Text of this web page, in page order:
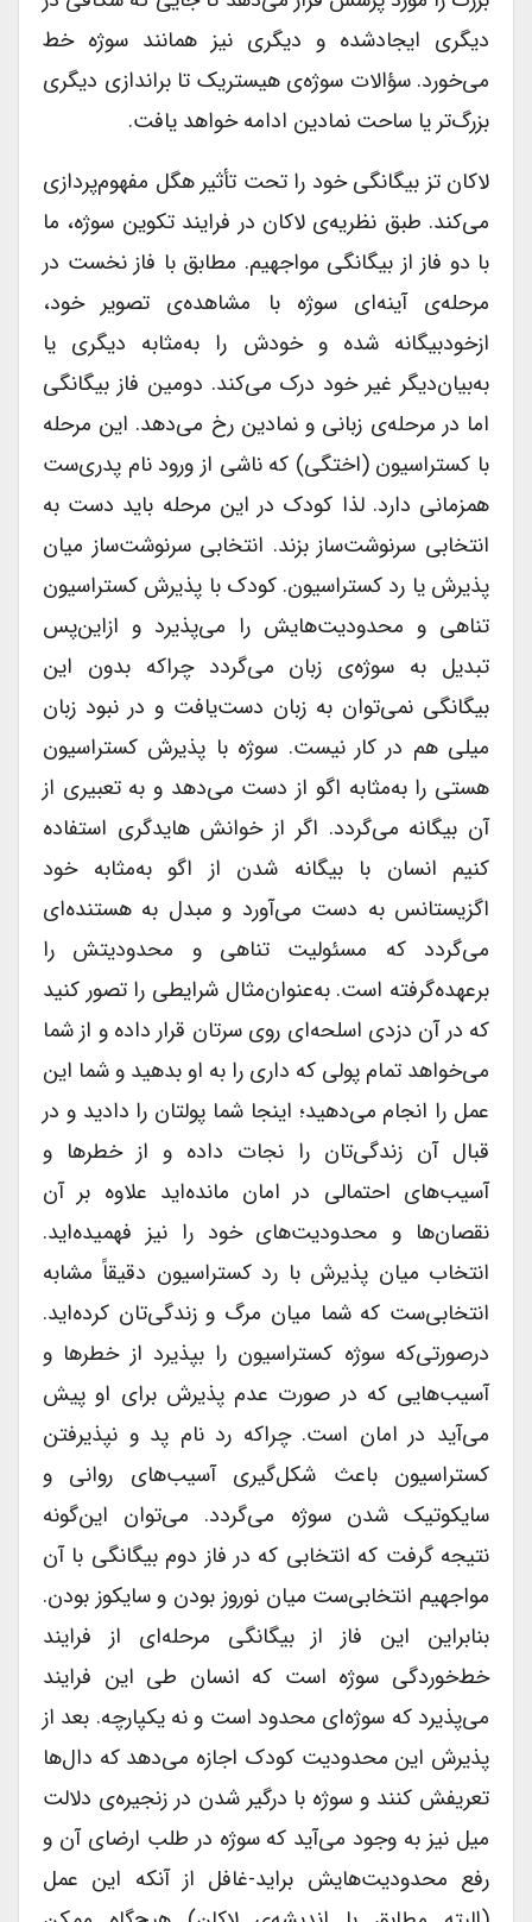
دیگری ایجادشده و دیگری نیز همانند سوژه خط
می‌خورد. سؤالات سوژه‌ی هیستریک تا براندازی دیگری
بزرگ‌تر یا ساحت نمادین ادامه خواهد یافت.
لاکان تز بیگانگی خود را تحت تأثیر هگل مفهوم‌پردازی
می‌کند. طبق نظریه‌ی لاکان در فرایند تکوین سوژه، ما
با دو فاز از بیگانگی مواجهیم. مطابق با فاز نخست در
مرحله‌ی آینه‌ای سوژه با مشاهده‌ی تصویر خود،
ازخودبیگانه شده و خودش را به‌مثابه دیگری یا
به‌بیان‌دیگر غیر خود درک می‌کند. دومین فاز بیگانگی
اما در مرحله‌ی زبانی و نمادین رخ می‌دهد. این مرحله
با کستراسیون (اختگی) که ناشی از ورود نام پدری‌ست
همزمانی دارد. لذا کودک در این مرحله باید دست به
انتخابی سرنوشت‌ساز بزند. انتخابی سرنوشت‌ساز میان
پذیرش یا رد کستراسیون. کودک با پذیرش کستراسیون
تناهی و محدودیت‌هایش را می‌پذیرد و ازاین‌پس
تبدیل به سوژه‌ی زبان می‌گردد چراکه بدون این
بیگانگی نمی‌توان به زبان دست‌یافت و در نبود زبان
میلی هم در کار نیست. سوژه با پذیرش کستراسیون
هستی را به‌مثابه اگو از دست می‌دهد و به تعبیری از
آن بیگانه می‌گردد. اگر از خوانش هایدگری استفاده
کنیم انسان با بیگانه شدن از اگو به‌مثابه خود
اگزیستانس به دست می‌آورد و مبدل به هستنده‌ای
می‌گردد که مسئولیت تناهی و محدودیتش را
برعهده‌گرفته است. به‌عنوان‌مثال شرایطی را تصور کنید
که در آن دزدی اسلحه‌ای روی سرتان قرار داده و از شما
می‌خواهد تمام پولی که داری را به او بدهید و شما این
عمل را انجام می‌دهید؛ اینجا شما پولتان را دادید و در
قبال آن زندگی‌تان را نجات داده و از خطرها و
آسیب‌های احتمالی در امان مانده‌اید علاوه بر آن
نقصان‌ها و محدودیت‌های خود را نیز فهمیده‌اید.
انتخاب میان پذیرش با رد کستراسیون دقیقاً مشابه
انتخابی‌ست که شما میان مرگ و زندگی‌تان کرده‌اید.
درصورتی‌که سوژه کستراسیون را بپذیرد از خطرها و
آسیب‌هایی که در صورت عدم پذیرش برای او پیش
می‌آید در امان است. چراکه رد نام پد و نپذیرفتن
کستراسیون باعث شکل‌گیری آسیب‌های روانی و
سایکوتیک شدن سوژه می‌گردد. می‌توان این‌گونه
نتیجه گرفت که انتخابی که در فاز دوم بیگانگی با آن
مواجهیم انتخابی‌ست میان نوروز بودن و سایکوز بودن.
بنابراین این فاز از بیگانگی مرحله‌‌ای از فرایند
خط‌خوردگی سوژه است که انسان طی این فرایند
می‌پذیرد که سوژه‌ای محدود است و نه یکپارچه. بعد از
پذیرش این محدودیت کودک اجازه می‌دهد که دال‌ها
تعریفش کنند و سوژه با درگیر شدن در زنجیره‌ی دلالت
میل نیز به وجود می‌آید که سوژه در طلب ارضای آن و
رفع محدودیت‌هایش براید-غافل از آنکه این عمل